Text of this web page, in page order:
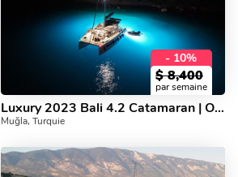
- 10%
$ 8,400
par semaine
Luxury 2023 Bali 4.2 Catamaran | Orhaniye - Marmaris
Muğla, Turquie